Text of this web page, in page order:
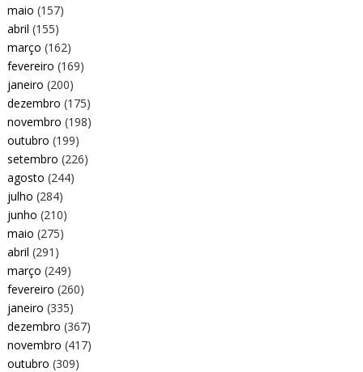
maio (157)
abril (155)
março (162)
fevereiro (169)
janeiro (200)
dezembro (175)
novembro (198)
outubro (199)
setembro (226)
agosto (244)
julho (284)
junho (210)
maio (275)
abril (291)
março (249)
fevereiro (260)
janeiro (335)
dezembro (367)
novembro (417)
outubro (309)